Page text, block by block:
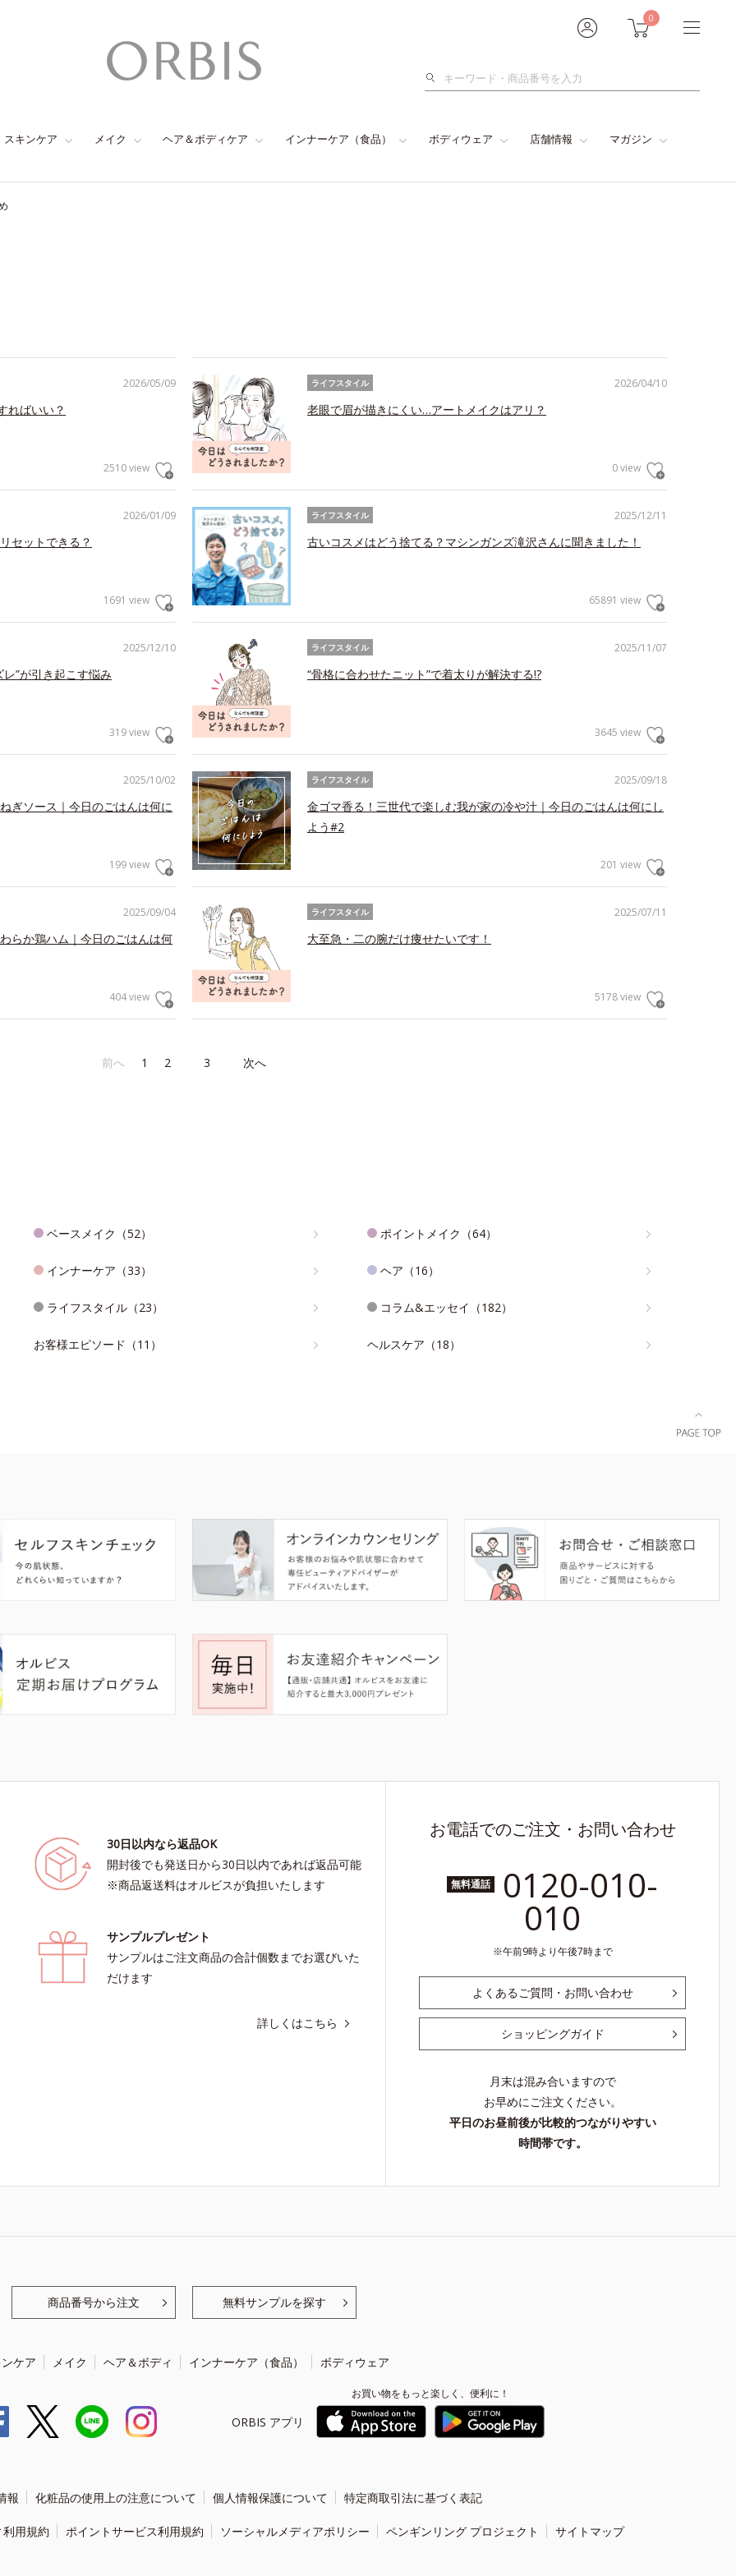
0
検
スキンケア メイク ヘア＆ボディケア インナーケア（食品） ボディウェア 店舗情報 マガジン
2026/05/09
ればいい？
2510 view
2026/04/10
ライフスタイル
老眼で眉が描きにくい…アートメイクはアリ？
0 view
2026/01/09
セットできる？
1691 view
2025/12/11
ライフスタイル
古いコスメはどう捨てる？マシンガンズ滝沢さんに聞きました！
65891 view
2025/12/10
”が引き起こす悩み
319 view
2025/11/07
ライフスタイル
“骨格に合わせたニット”で着太りが解決する!?
3645 view
2025/10/02
ぎソース｜今日のごはんは何に
199 view
2025/09/18
ライフスタイル
金ゴマ香る！三世代で楽しむ我が家の冷や汁｜今日のごはんは何にし
よう#2
201 view
2025/09/04
らか鶏ハム｜今日のごはんは何
404 view
2025/07/11
ライフスタイル
大至急・二の腕だけ痩せたいです！
5178 view
前へ 1 2 3 次へ
ベースメイク（52） ポイントメイク（64）
インナーケア（33） ヘア（16）
ライフスタイル（23） コラム&エッセイ（182）
お客様エピソード（11） ヘルスケア（18）
30日以内なら返品OK
開封後でも発送日から30日以内であれば返品可能
※商品返送料はオルビスが負担いたします
サンプルプレゼント
サンプルはご注文商品の合計個数までお選びいた
だけます
詳しくはこちら
お電話でのご注文・お問い合わせ
無料通話 0120-010-
010
午前9時より午後7時まで
よくあるご質問・お問い合わせ
ショッピングガイド
月末は混み合いますので
お早めにご注文ください。
平日のお昼前後が比較的つながりやすい
時間帯です。
商品番号から注文 無料サンプルを探す
ケア メイク ヘア＆ボディ インナーケア（食品） ボディウェア
ORBIS アプリ
お買い物をもっと楽しく、便利に！
報 化粧品の使用上の注意について 個人情報保護について 特定商取引法に基づく表記
用規約 ポイントサービス利用規約 ソーシャルメディアポリシー ペンギンリング プロジェクト サイトマップ